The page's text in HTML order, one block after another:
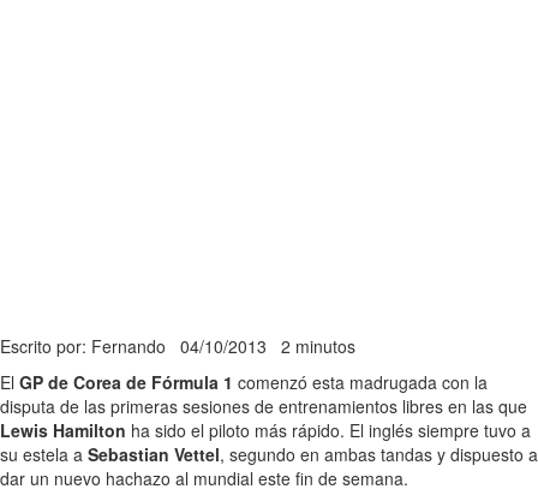
Escrito por: Fernando 04/10/2013 2 minutos
El GP de Corea de Fórmula 1 comenzó esta madrugada con la
disputa de las primeras sesiones de entrenamientos libres en las que
Lewis Hamilton ha sido el piloto más rápido. El inglés siempre tuvo a
su estela a Sebastian Vettel, segundo en ambas tandas y dispuesto a
dar un nuevo hachazo al mundial este fin de semana.